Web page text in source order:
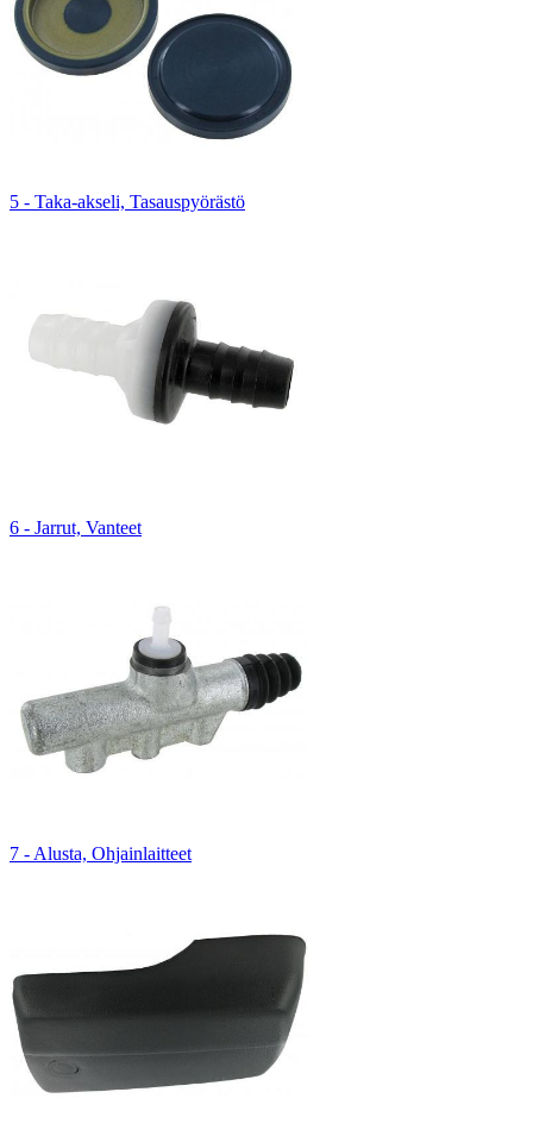
5 - Taka-akseli, Tasauspyörästö
6 - Jarrut, Vanteet
7 - Alusta, Ohjainlaitteet